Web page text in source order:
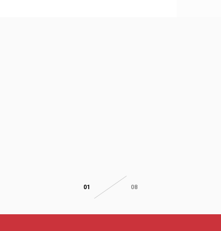
01 08